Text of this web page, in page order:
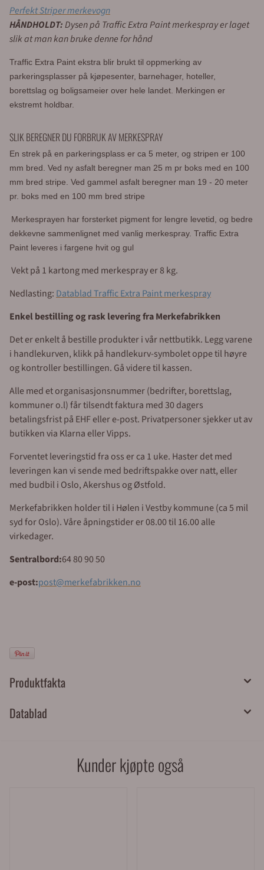
Perfekt Striper merkevogn
HÅNDHOLDT:Dysen på Traffic Extra Paint merkespray er laget
slik at man kan bruke denne for hånd
Traffic Extra Paint ekstra blir brukt til oppmerking av
parkeringsplasser på kjøpesenter, barnehager, hoteller,
borettslag og boligsameier over hele landet. Merkingen er
ekstremt holdbar.
SLIK BEREGNER DU FORBRUK AV MERKESPRAY
En strek på en parkeringsplass er ca 5 meter, og stripen er 100
mm bred. Ved ny asfalt beregner man 25 m pr boks med en 100
mm bred stripe. Ved gammel asfalt beregner man 19 - 20 meter
pr. boks med en 100 mm bred stripe
Merkesprayen har forsterket pigment for lengre levetid, og bedre
dekkevne sammenlignet med vanlig merkespray. Traffic Extra
Paint leveres i fargene hvit og gul
Vekt på 1 kartong med merkespray er 8 kg.
Nedlasting: Datablad Traffic Extra Paint merkespray
Enkel bestilling og rask levering fra Merkefabrikken
Det er enkelt å bestille produkter i vår nettbutikk. Legg varene
i handlekurven, klikk på handlekurv-symbolet oppe til høyre
og kontroller bestillingen. Gå videre til kassen.
Alle med et organisasjonsnummer (bedrifter, borettslag,
kommuner o.l) får tilsendt faktura med 30 dagers
betalingsfrist på EHF eller e-post. Privatpersoner sjekker ut av
butikken via Klarna eller Vipps.
Forventet leveringstid fra oss er ca 1 uke. Haster det med
leveringen kan vi sende med bedriftspakke over natt, eller
med budbil i Oslo, Akershus og Østfold.
Merkefabrikken holder til i Hølen i Vestby kommune (ca 5 mil
syd for Oslo). Våre åpningstider er 08.00 til 16.00 alle
virkedager.
Sentralbord:64 80 90 50
e-post:post@merkefabrikken.no
Produktfakta
Datablad
Kunder kjøpte også